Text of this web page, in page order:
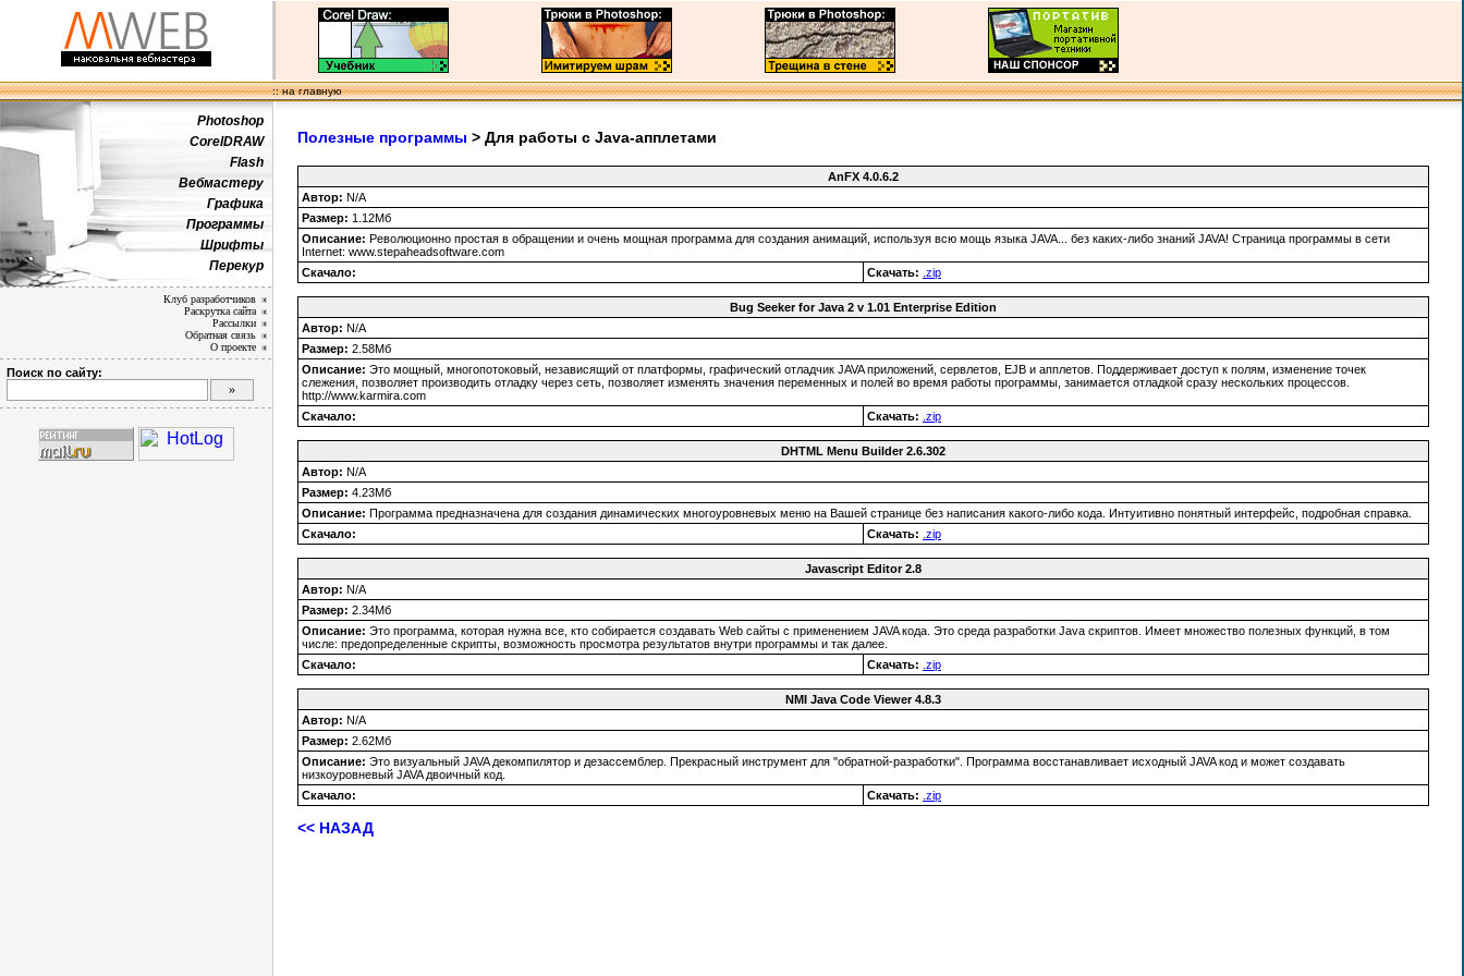
:: на главную
Photoshop
CorelDRAW
Flash
Вебмастеру
Графика
Программы
Шрифты
Перекур
Клуб разработчиков
Раскрутка сайта
Рассылки
Обратная связь
О проекте
Поиск по сайту:
Полезные программы > Для работы с Java-апплетами
AnFX 4.0.6.2
Автор: N/A
Размер: 1.12Мб
Описание: Революционно простая в обращении и очень мощная программа для создания анимаций, используя всю мощь языка JAVA... без каких-либо знаний JAVA! Страница программы в сети
Internet: www.stepaheadsoftware.com
Скачало:
Скачать: .zip
Bug Seeker for Java 2 v 1.01 Enterprise Edition
Автор: N/A
Размер: 2.58Мб
Описание: Это мощный, многопотоковый, независящий от платформы, графический отладчик JAVA приложений, сервлетов, EJB и апплетов. Поддерживает доступ к полям, изменение точек
слежения, позволяет производить отладку через сеть, позволяет изменять значения переменных и полей во время работы программы, занимается отладкой сразу нескольких процессов.
http://www.karmira.com
Скачало:
Скачать: .zip
DHTML Menu Builder 2.6.302
Автор: N/A
Размер: 4.23Мб
Описание: Программа предназначена для создания динамических многоуровневых меню на Вашей странице без написания какого-либо кода. Интуитивно понятный интерфейс, подробная справка.
Скачало:
Скачать: .zip
Javascript Editor 2.8
Автор: N/A
Размер: 2.34Мб
Описание: Это программа, которая нужна все, кто собирается создавать Web сайты с применением JAVA кода. Это среда разработки Java скриптов. Имеет множество полезных функций, в том
числе: предопределенные скрипты, возможность просмотра результатов внутри программы и так далее.
Скачало:
Скачать: .zip
NMI Java Code Viewer 4.8.3
Автор: N/A
Размер: 2.62Мб
Описание: Это визуальный JAVA декомпилятор и дезассемблер. Прекрасный инструмент для "обратной-разработки". Программа восстанавливает исходный JAVA код и может создавать
низкоуровневый JAVA двоичный код.
Скачало:
Скачать: .zip
<< НАЗАД